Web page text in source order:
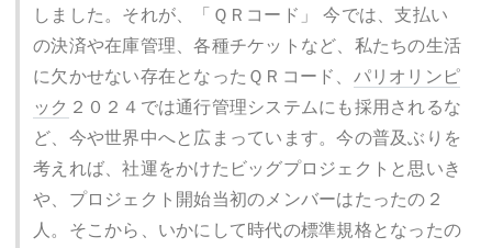
しました。それが、「ＱＲコード」 今では、支払い
の決済や在庫管理、各種チケットなど、私たちの生活
に欠かせない存在となったＱＲコード、 パリオリンピ
ック ２０２４では通行管理システムにも採用されるな
ど、今や世界中へと広まっています。今の普及ぶりを
考えれば、社運をかけたビッグプロジェクトと思いき
や、プロジェクト開始当初のメンバーはたったの２
人。そこから、いかにして時代の標準規格となったの